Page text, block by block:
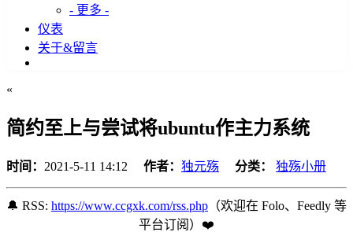
- 更多 -
仪表
关于&留言
«
简约至上与尝试将ubuntu作主力系统
时间： 2021-5-11 14:12 作者： 独元殇 分类： 独殇小册
🔔 RSS: https://www.ccgxk.com/rss.php （欢迎在 Folo、Feedly 等
平台订阅️）❤️